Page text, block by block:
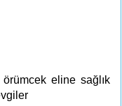
eline sağlık